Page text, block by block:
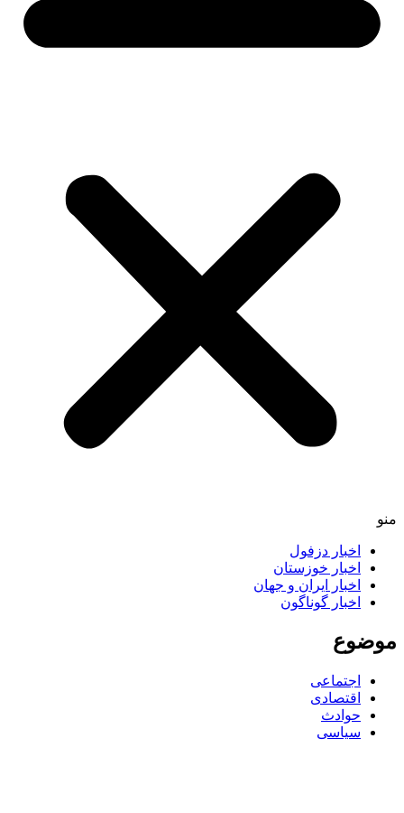
اخبار دزفول
اخبار خوزستان
اخبار ایران و جهان
اخبار گوناگون
اجتماعی
اقتصادی
حوادث
سیاسی